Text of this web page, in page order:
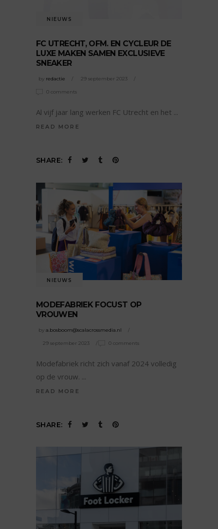
NIEUWS
FC UTRECHT, OFM. EN CYCLEUR DE
LUXE MAKEN SAMEN EXCLUSIEVE
SNEAKER
by redactie 29 september 2023
0 comments
Al vijf jaar lang werken FC Utrecht en het
READ MORE
SHARE:
NIEUWS
MODEFABRIEK FOCUST OP
VROUWEN
by a.bosboom@scalacrossmedia.nl
29 september 2023 0 comments
Modefabriek richt zich vanaf 2024 volledig
op de vrouw.
READ MORE
SHARE: